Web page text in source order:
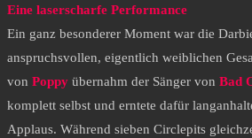
Eine laserscharfe Performance
​Ein ganz besonderer Moment war die
anspruchsvollen, eigentlich weiblichen
von Poppy übernahm der Sänger von Bad
komplett selbst und erntete dafür
Applaus. Während sieben Circlepits